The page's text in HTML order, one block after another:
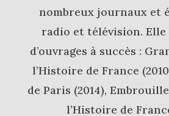
nombreux journaux et
radio et télévision. Elle
d’ouvrages à succès :
l’Histoire de France
de Paris (2014),
l’Histoire de